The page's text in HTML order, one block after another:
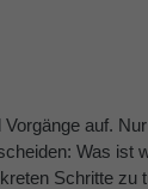
auf.
Was ist
Schritte